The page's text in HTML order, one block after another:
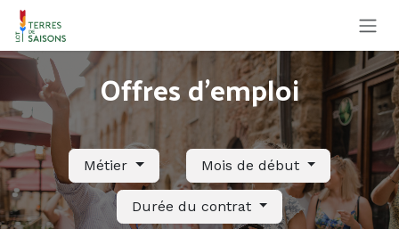
Se rendre au contenu
Offres d'emploi
Métier Mois de début
Durée du contrat